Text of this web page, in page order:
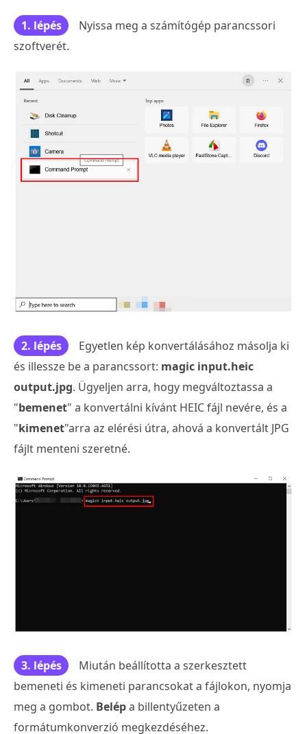
1. lépés
Nyissa meg a számítógép parancssori
szoftverét.
2. lépés
Egyetlen kép konvertálásához másolja ki
és illessze be a parancssort: magic input.heic
output.jpg. Ügyeljen arra, hogy megváltoztassa a
"bemenet" a konvertálni kívánt HEIC fájl nevére, és a
"kimenet"arra az elérési útra, ahová a konvertált JPG
fájlt menteni szeretné.
3. lépés
Miután beállította a szerkesztett
bemeneti és kimeneti parancsokat a fájlokon, nyomja
meg a gombot. Belépa billentyűzeten a
formátumkonverzió megkezdéséhez.